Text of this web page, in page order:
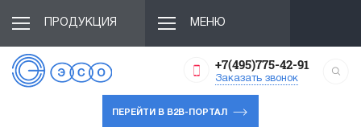
ПРОДУКЦИЯ МЕНЮ
+7(495)775-42-91
Заказать звонок
ПЕРЕЙТИ В B2B-ПОРТАЛ